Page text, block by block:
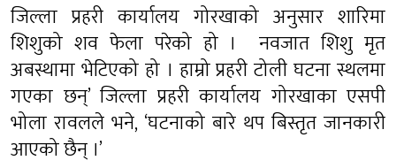
जिल्ला प्रहरी कार्यालय गोरखाको अनुसार शारिमा
शिशुको शव फेला परेको हो । नवजात शिशु मृत
अबस्थामा भेटिएको हो । हाम्रो प्रहरी टोली घटना स्थलमा
गएका छन्’ जिल्ला प्रहरी कार्यालय गोरखाका एसपी
भोला रावलले भने, ‘घटनाको बारे थप बिस्तृत जानकारी
आएको छैन् ।’